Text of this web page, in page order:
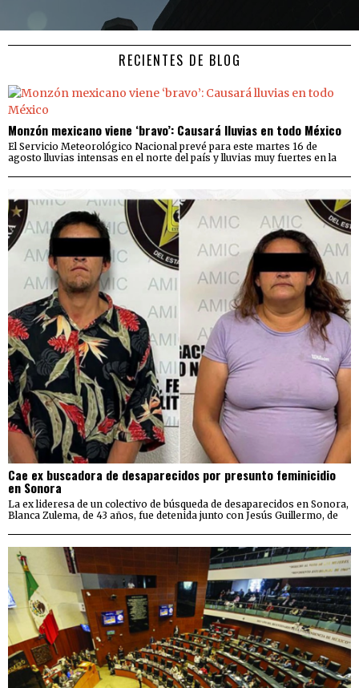
RECIENTES DE BLOG
Monzón mexicano viene ‘bravo’: Causará lluvias en todo México
El Servicio Meteorológico Nacional prevé para este martes 16 de
agosto lluvias intensas en el norte del país y lluvias muy fuertes en la
Cae ex buscadora de desaparecidos por presunto feminicidio
en Sonora
La ex lideresa de un colectivo de búsqueda de desaparecidos en Sonora,
Blanca Zulema, de 43 años, fue detenida junto con Jesús Guillermo, de